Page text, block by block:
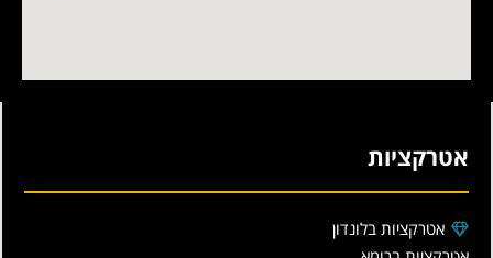
אטרקציות
אטרקציות בלונדון